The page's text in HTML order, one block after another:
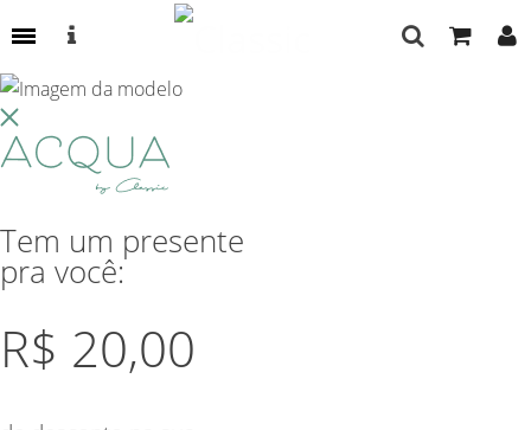
Tem um presente
pra você:
R$ 20,00
Cropped Manga Curta Lisos